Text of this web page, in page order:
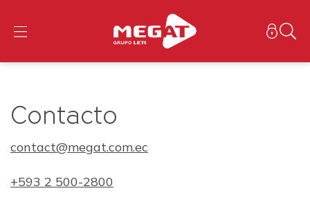
Contacto
contact@megat.com.ec
+593 2 500-2800